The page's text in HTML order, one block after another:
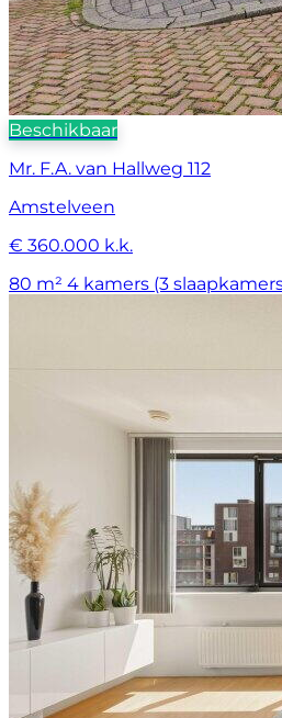
Beschikbaar
Mr. F.A. van Hallweg 112
Amstelveen
€ 360.000 k.k.
80 m² 4 kamers (3